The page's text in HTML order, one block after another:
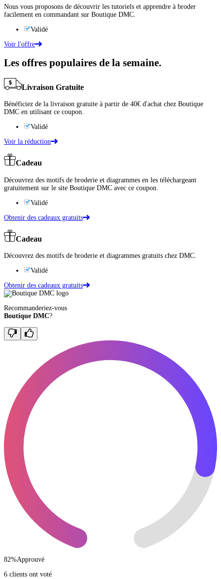
Nous vous proposons de découvrir les tutoriels et apprendre à broder
facilement en commandant sur Boutique DMC.
Validé
Voir l'offre
Les offres populaires de la semaine.
Livraison Gratuite
Bénéficiez de la livraison gratuite à partir de 40€ d'achat chez Boutique
DMC en utilisant ce coupon.
Validé
Voir la réduction
Cadeau
Découvrez des motifs de broderie et diagrammes en les téléchargeant
gratuitement sur le site Boutique DMC avec ce coupon.
Validé
Obtenir des cadeaux gratuits
Cadeau
Découvrez des motifs de broderie et diagrammes gratuits chez DMC.
Validé
Obtenir des cadeaux gratuits
Recommanderiez-vous
Boutique DMC?
82%Approuvé
6 clients ont voté